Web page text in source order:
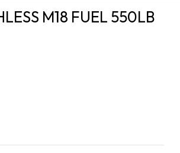
M18 FUEL 550LB